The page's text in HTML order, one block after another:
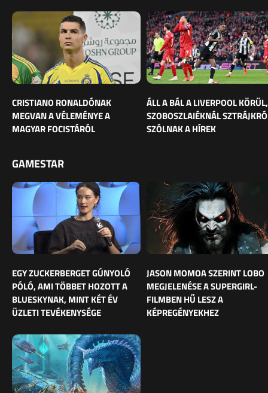
CRISTIANO RONALDÓNAK
MEGVAN A VÉLEMÉNYE A
MAGYAR FOCISTÁRÓL
ÁLL A BÁL A LIVERPOOL KÖRÜL,
SZOBOSZLAIÉKNÁL
SZÓLNAK A HÍREK
GAMESTAR
EGY ZUCKERBERGET GÚNYOLÓ
PÓLÓ, AMI TÖBBET HOZOTT A
BLUESKYNAK, MINT KÉT ÉV
ÜZLETI TEVÉKENYSÉGE
JASON MOMOA SZERINT LOBO
MEGJELENÉSE A SUPERGIRL-
FILMBEN HŰ LESZ A
KÉPREGÉNYEKHEZ